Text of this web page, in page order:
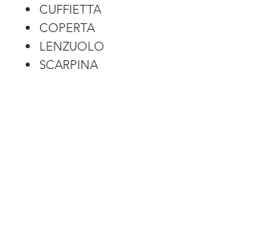
CUFFIETTA
COPERTA
LENZUOLO
SCARPINA